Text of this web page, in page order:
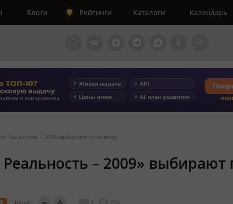
Блоги Рейтинги Каталоги Календарь
Реальность – 2009» выбирают по-новому
– 2009» выбирают
Шрифт: 2 3776